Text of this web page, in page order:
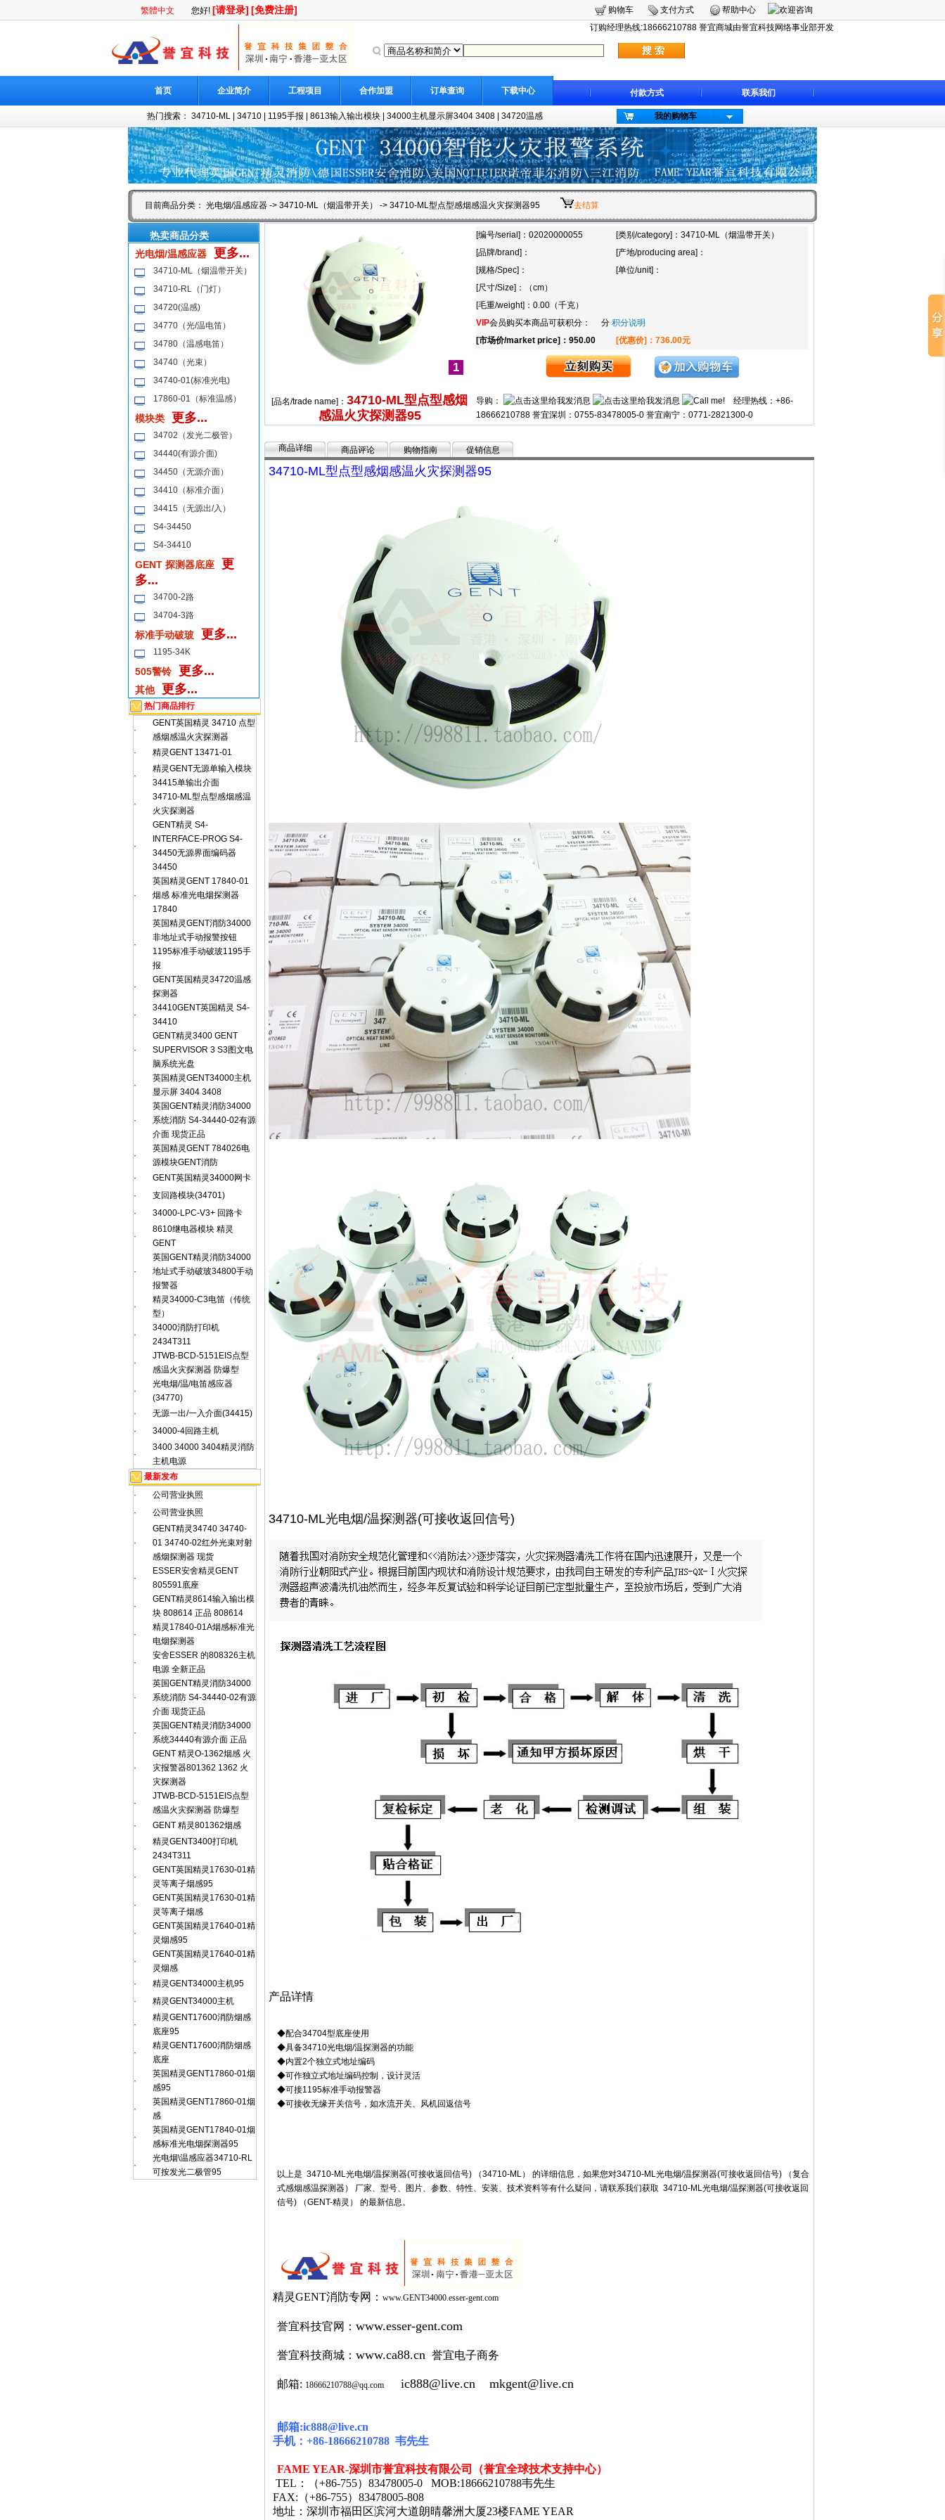
繁體中文 您好! [请登录] [免费注册] 购物车 支付方式
帮助中心
订购经理热线:18666210788 誉宜商城由誉宜科技网络事业部开发
首页 企业简介 工程项目 合作加盟 订单查询 下载中心 付款方式 联系我们
热门搜索： 34710-ML 34710 1195手报 8613输入输出模块 34000主机显示屏3404 3408 34720温感 我的购物车
目前商品分类： 光电烟/温感应器 -> 34710-ML（烟温带开关） -> 34710-ML型点型感烟感温火灾探测器95 去结算
热卖商品分类
光电烟/温感应器
更多...
34710-ML（烟温带开关）
34710-RL（门灯）
34720(温感)
34770（光/温电笛）
34780（温感电笛）
34740（光束）
34740-01(标准光电)
17860-01（标准温感）
模块类 更多...
34702（发光二极管）
34440(有源介面)
34450（无源介面）
34410（标准介面）
34415（无源出/入）
S4-34450
S4-34410
GENT 探测器底座
更
多...
34700-2路
34704-3路
标准手动破玻 更多...
1195-34K
505警铃 更多...
其他 更多...
热门商品排行
·
GENT英国精灵 34710 点型
感烟感温火灾探测器
·
精灵GENT 13471-01
·
精灵GENT无源单输入模块
34415单输出介面
·
34710-ML型点型感烟感温
火灾探测器
·
GENT精灵 S4-
INTERFACE-PROG S4-
34450无源界面编码器
34450
·
英国精灵GENT 17840-01
烟感 标准光电烟探测器
17840
·
英国精灵GENT消防34000
非地址式手动报警按钮
1195标准手动破玻1195手
报
·
GENT英国精灵34720温感
探测器
·
34410GENT英国精灵 S4-
34410
·
GENT精灵3400 GENT
SUPERVISOR 3 S3图文电
脑系统光盘
·
英国精灵GENT34000主机
显示屏 3404 3408
·
英国GENT精灵消防34000
系统消防 S4-34440-02有源
介面 现货正品
·
英国精灵GENT 784026电
源模块GENT消防
·
GENT英国精灵34000网卡
·
支回路模块(34701)
·
34000-LPC-V3+ 回路卡
·
8610继电器模块 精灵
GENT
·
英国GENT精灵消防34000
地址式手动破玻34800手动
报警器
·
精灵34000-C3电笛（传统
型）
·
34000消防打印机
2434T311
·
JTWB-BCD-5151EIS点型
感温火灾探测器 防爆型
·
光电烟/温/电笛感应器
(34770)
·
无源一出/一入介面(34415)
·
34000-4回路主机
·
3400 34000 3404精灵消防
主机电源
最新发布
·
公司营业执照
·
公司营业执照
·
GENT精灵34740 34740-
01 34740-02红外光束对射
感烟探测器 现货
·
ESSER安舍精灵GENT
805591底座
·
GENT精灵8614输入输出模
块 808614 正品 808614
·
精灵17840-01A烟感标准光
电烟探测器
·
安舍ESSER 的808326主机
电源 全新正品
·
英国GENT精灵消防34000
系统消防 S4-34440-02有源
介面 现货正品
·
英国GENT精灵消防34000
系统34440有源介面 正品
·
GENT 精灵O-1362烟感 火
灾报警器801362 1362 火
灾探测器
·
JTWB-BCD-5151EIS点型
感温火灾探测器 防爆型
·
GENT 精灵801362烟感
·
精灵GENT3400打印机
2434T311
·
GENT英国精灵17630-01精
灵等离子烟感95
·
GENT英国精灵17630-01精
灵等离子烟感
·
GENT英国精灵17640-01精
灵烟感95
·
GENT英国精灵17640-01精
灵烟感
·
精灵GENT34000主机95
·
精灵GENT34000主机
·
精灵GENT17600消防烟感
底座95
·
精灵GENT17600消防烟感
底座
·
英国精灵GENT17860-01烟
感95
·
英国精灵GENT17860-01烟
感
·
英国精灵GENT17840-01烟
感标准光电烟探测器95
·
光电烟\温感应器34710-RL
可按发光二极管95
1
[编号/serial]：02020000055
[类别/category]：34710-ML（烟温带开关）
[品牌/brand]：
[产地/producing area]：
[规格/Spec]：
[单位/unit]：
[尺寸/Size]：（cm）
[毛重/weight]：0.00（千克）
VIP会员购买本商品可获积分： 分 积分说明
[市场价/market price]：950.00
[优惠价]：736.00元
[品名/trade name]： 34710-ML型点型感烟
感温火灾探测器95
导购：
经理热线：+86-
18666210788 誉宜深圳：0755-83478005-0 誉宜南宁：0771-2821300-0
商品详细 商品评论 购物指南 促销信息
34710-ML型点型感烟感温火灾探测器95
34710-ML光电烟/温探测器(可接收返回信号)
产品详情
◆配合34704型底座使用
◆具备34710光电烟/温探测器的功能
◆内置2个独立式地址编码
◆可作独立式地址编码控制，设计灵活
◆可接1195标准手动报警器
◆可接收无缘开关信号，如水流开关、风机回返信号
以上是 34710-ML光电烟/温探测器(可接收返回信号) （34710-ML） 的详细信息，如果您对34710-ML光电烟/温探测器(可接收返回信号) （复合
式感烟感温探测器） 厂家、型号、图片、参数、特性、安装、技术资料等有什么疑问，请联系我们获取 34710-ML光电烟/温探测器(可接收返回
信号) （GENT-精灵） 的最新信息。
精灵GENT消防专网： www.GENT34000.esser-gent.com
誉宜科技官网： www.esser-gent.com
誉宜科技商城： www.ca88.cn 誉宜电子商务
邮箱: 18666210788@qq.com ic888@live.cn mkgent@live.cn
邮箱:ic888@live.cn
手机： +86-18666210788 韦先生
FAME YEAR-深圳市誉宜科技有限公司（誉宜全球技术支持中心）
TEL ：（+86-755） 83478005-0 MOB:18666210788韦先生
FAX: （+86-755） 83478005-808
地址：深圳市福田区滨河大道朗晴馨洲大厦23楼FAME YEAR